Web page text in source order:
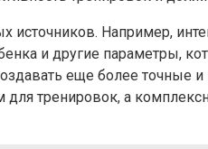
источников. Например,
и другие параметры,
еще более точные
для тренировок, а